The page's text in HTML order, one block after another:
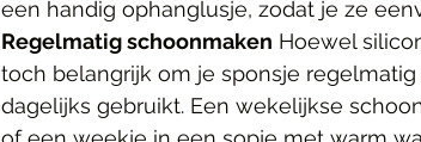
een handig ophanglusje, zodat je ze
Regelmatig schoonmaken Hoewel
toch belangrijk om je sponsje
dagelijks gebruikt. Een wekelijkse